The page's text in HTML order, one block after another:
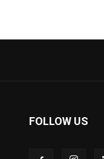
FOLLOW US